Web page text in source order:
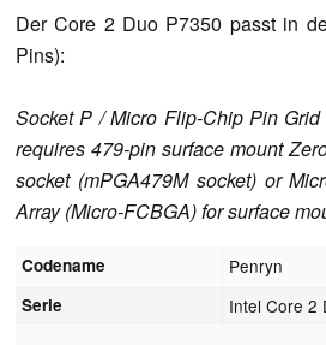
Der Core 2 Duo P7350 passt in
Pins):
Socket P / Micro Flip-Chip Pin
requires 479-pin surface mount
socket (mPGA479M socket) or
Array (Micro-FCBGA) for surface
Codename Penryn
Serie Intel Core 2